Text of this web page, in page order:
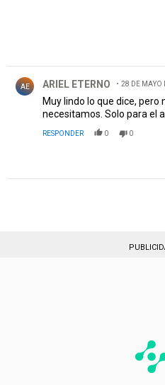
AE ARIEL ETERNO 28 DE MAYO
Muy lindo lo que dice, pero
necesitamos. Solo para el
RESPONDER 0 0